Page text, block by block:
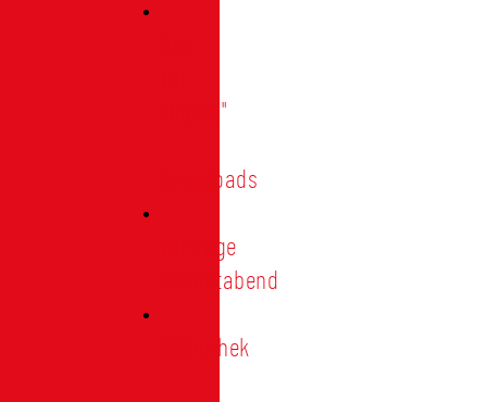
"digital"
Downloads
Vorträge
Heimatabend
Bibliothek